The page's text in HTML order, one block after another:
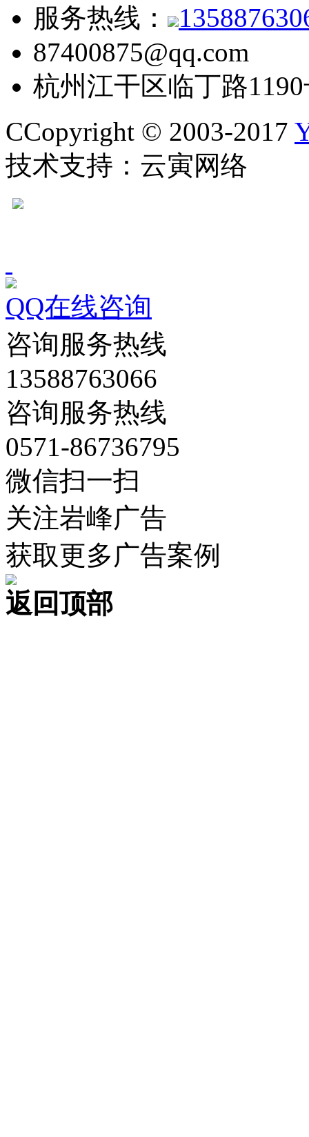
服务热线：
87400875@qq.com
杭州江干区临丁路
CCopyright © 2003-2017
技术支持：云寅网络
QQ在线咨询
咨询服务热线
13588763066
咨询服务热线
0571-86736795
微信扫一扫
关注岩峰广告
获取更多广告案例
返回顶部